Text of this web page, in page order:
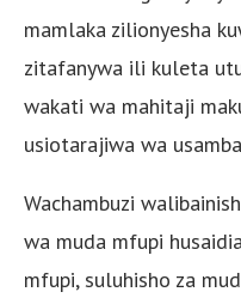
mamlaka zilionyesha
zitafanywa ili kuleta
wakati wa mahitaji
usiotarajiwa wa
Wachambuzi
wa muda mfupi
mfupi, suluhisho za